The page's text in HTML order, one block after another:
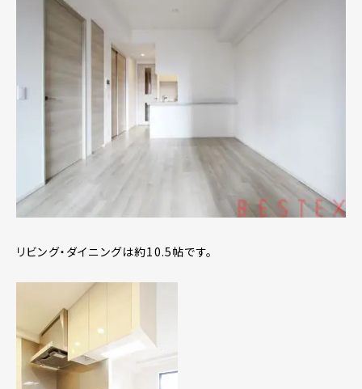
リビング・ダイニングは約10.5帖です。